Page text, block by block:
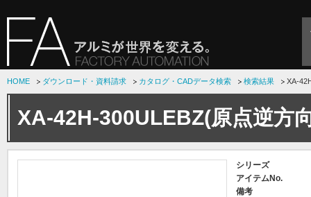
HOME ダウンロード・資料請求 カタログ・CADデータ検索 検索結果 XA-
XA-42H-300ULEBZ(原点逆方
シリーズ
アイテムNo.
備考